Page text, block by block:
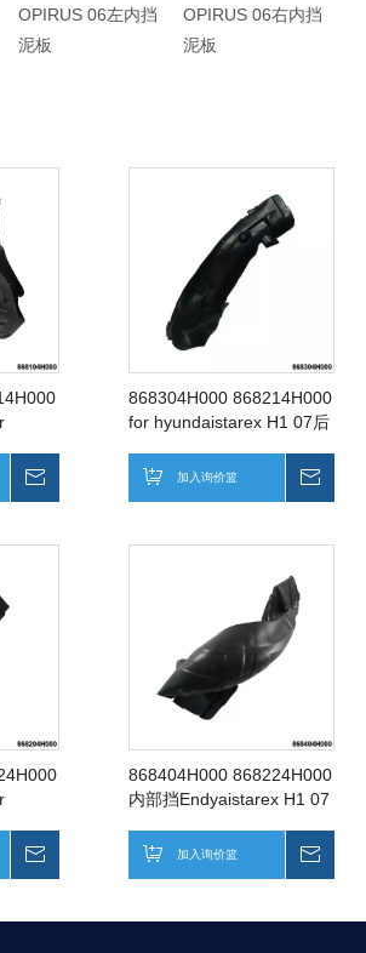
OPIRUS 06左内挡
泥板
OPIRUS 06右内挡
泥板
868304H000 868214H000
for hyundaistarex H1 07后
加入询价篮
868404H000 868224H000
内部挡Endyaistarex H1 07
加入询价篮